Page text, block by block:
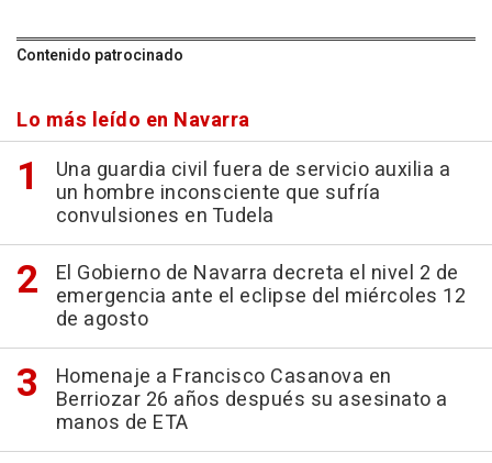
Contenido patrocinado
Lo más leído en Navarra
Una guardia civil fuera de servicio auxilia a
un hombre inconsciente que sufría
convulsiones en Tudela
El Gobierno de Navarra decreta el nivel 2 de
emergencia ante el eclipse del miércoles 12
de agosto
Homenaje a Francisco Casanova en
Berriozar 26 años después su asesinato a
manos de ETA